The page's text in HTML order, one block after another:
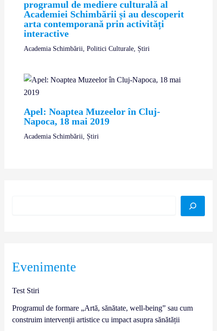
programul de mediere culturală al
Academiei Schimbării și au descoperit
arta contemporană prin activități
interactive
Academia Schimbării Politici Culturale, Știri
Apel: Noaptea Muzeelor în Cluj-
Napoca, 18 mai 2019
Academia Schimbării Știri
Evenimente
Test Stiri
Programul de formare „Artă, sănătate, well-being” sau cum
construim intervenții artistice cu impact asupra sănătății